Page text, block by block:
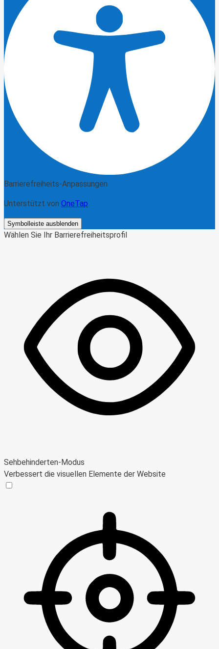
Barrierefreiheits-Anpassungen
Unterstützt von OneTap
Symbolleiste ausblenden
Wählen Sie Ihr Barrierefreiheitsprofil
Sehbehinderten-Modus
Verbessert die visuellen Elemente der Website